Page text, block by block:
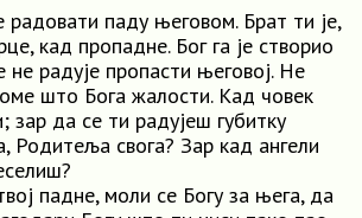
радовати паду његовом. Брат ти је,
кад пропадне. Бог га је створио
не радује пропасти његовој. Не
што Бога жалости. Кад човек
зар да се ти радујеш губитку
Родитеља свога? Зар кад ангели
падне, моли се Богу за њега, да